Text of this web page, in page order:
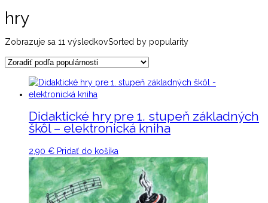
hry
Zobrazuje sa 11 výsledkovSorted by popularity
Didaktické hry pre 1. stupeň základných
škôl – elektronická kniha
2,90 € Pridať do košíka